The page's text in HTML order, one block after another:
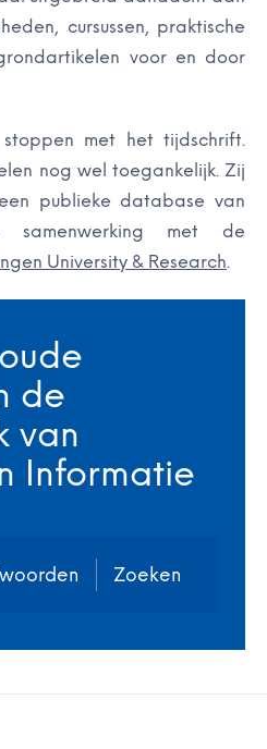
cursussen, praktische
voor en door
met het tijdschrift.
nog wel toegankelijk. Zij
publieke database van
samenwerking met de
University & Research.
de
van
Informatie
Zoeken